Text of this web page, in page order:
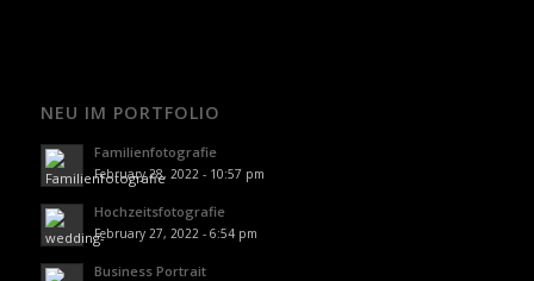
NEU IM PORTFOLIO
Familienfotografie
February 28, 2022 - 10:57 pm
Hochzeitsfotografie
February 27, 2022 - 6:54 pm
Business Portrait